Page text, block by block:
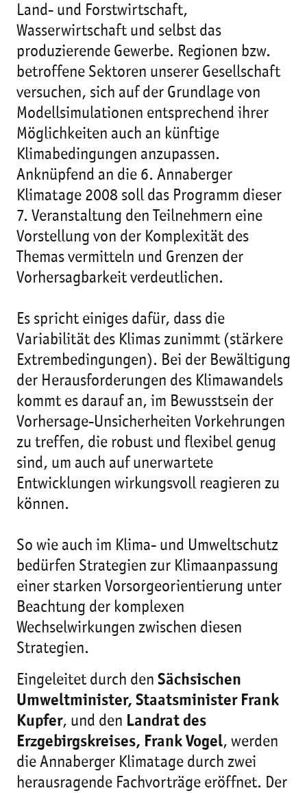
Land- und Forstwirtschaft,
Wasserwirtschaft und selbst das
produzierende Gewerbe. Regionen bzw.
betroffene Sektoren unserer Gesellschaft
versuchen, sich auf der Grundlage von
Modellsimulationen entsprechend ihrer
Möglichkeiten auch an künftige
Klimabedingungen anzupassen.
Anknüpfend an die 6. Annaberger
Klimatage 2008 soll das Programm dieser
7. Veranstaltung den Teilnehmern eine
Vorstellung von der Komplexität des
Themas vermitteln und Grenzen der
Vorhersagbarkeit verdeutlichen.
Es spricht einiges dafür, dass die
Variabilität des Klimas zunimmt (stärkere
Extrembedingungen). Bei der Bewältigung
der Herausforderungen des Klimawandels
kommt es darauf an, im Bewusstsein der
Vorhersage-Unsicherheiten Vorkehrungen
zu treffen, die robust und flexibel genug
sind, um auch auf unerwartete
Entwicklungen wirkungsvoll reagieren zu
können.
So wie auch im Klima- und Umweltschutz
bedürfen Strategien zur Klimaanpassung
einer starken Vorsorgeorientierung unter
Beachtung der komplexen
Wechselwirkungen zwischen diesen
Strategien.
Eingeleitet durch den Sächsischen
Umweltminister, Staatsminister Frank
Kupfer, und den Landrat des
Erzgebirgskreises, Frank Vogel, werden
die Annaberger Klimatage durch zwei
herausragende Fachvorträge eröffnet. Der